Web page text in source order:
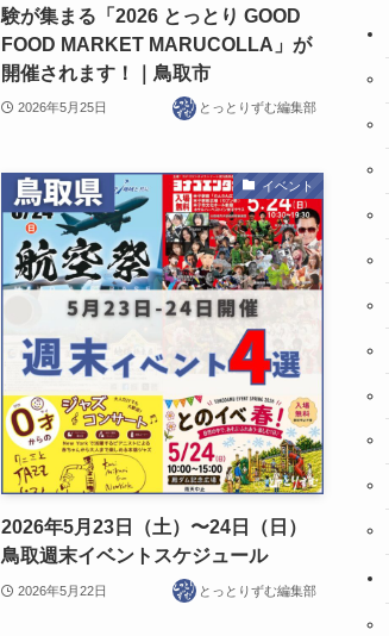
験が集まる「2026 とっとり GOOD
FOOD MARKET MARUCOLLA」が
開催されます！｜鳥取市
2026年5月25日 とっとりずむ編集部
イベント
2026年5月23日（土）〜24日（日）
鳥取週末イベントスケジュール
2026年5月22日 とっとりずむ編集部